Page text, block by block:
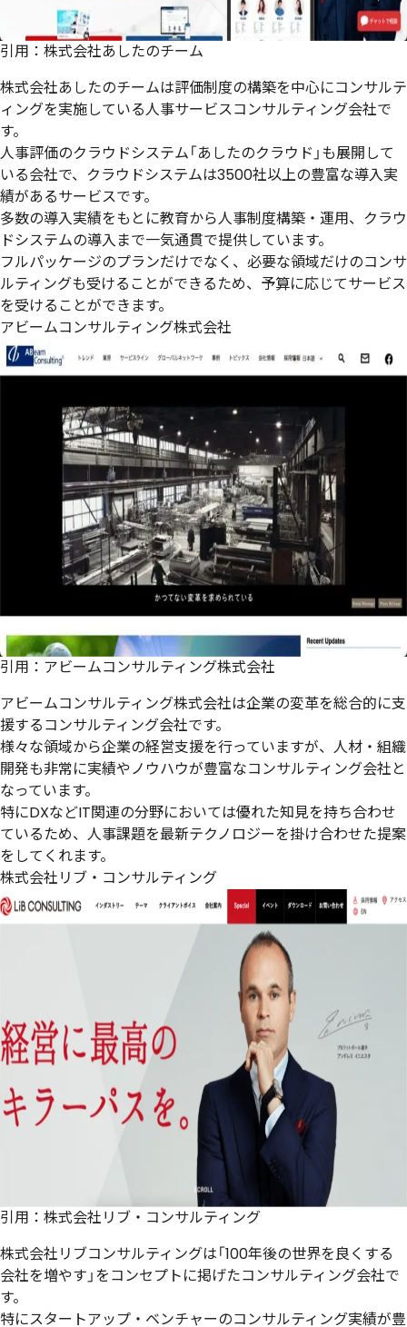
引用： 株式会社あしたのチーム
株式会社あしたのチームは評価制度の構築を中心にコンサルテ
ィングを実施している人事サービスコンサルティング会社で
す。
人事評価のクラウドシステム「あしたのクラウド」も展開して
いる会社で、クラウドシステムは3500社以上の豊富な導入実
績があるサービスです。
多数の導入実績をもとに教育から人事制度構築・運用、クラウ
ドシステムの導入まで一気通貫で提供しています。
フルパッケージのプランだけでなく、必要な領域だけのコンサ
ルティングも受けることができるため、予算に応じてサービス
を受けることができます。
アビームコンサルティング株式会社
引用： アビームコンサルティング株式会社
アビームコンサルティング株式会社は企業の変革を総合的に支
援するコンサルティング会社です。
様々な領域から企業の経営支援を行っていますが、人材・組織
開発も非常に実績やノウハウが豊富なコンサルティング会社と
なっています。
特にDXなどIT関連の分野においては優れた知見を持ち合わせ
ているため、人事課題を最新テクノロジーを掛け合わせた提案
をしてくれます。
株式会社リブ・コンサルティング
引用： 株式会社リブ・コンサルティング
株式会社リブコンサルティングは「100年後の世界を良くする
会社を増やす」をコンセプトに掲げたコンサルティング会社で
す。
特にスタートアップ・ベンチャーのコンサルティング実績が豊